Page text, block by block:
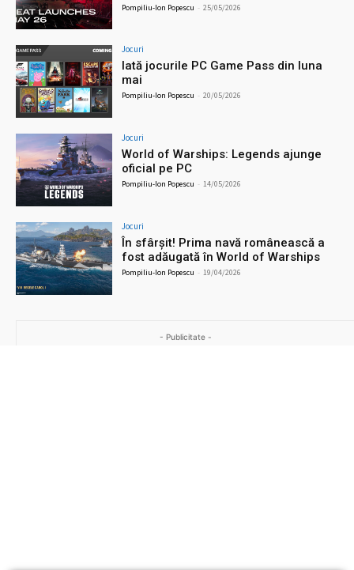
Pompiliu-Ion Popescu - 25/05/2026
Jocuri
Iată jocurile PC Game Pass din luna
mai
Pompiliu-Ion Popescu - 20/05/2026
Jocuri
World of Warships: Legends ajunge
oficial pe PC
Pompiliu-Ion Popescu - 14/05/2026
Jocuri
În sfârșit! Prima navă românească a
fost adăugată în World of Warships
Pompiliu-Ion Popescu - 19/04/2026
- Publicitate -